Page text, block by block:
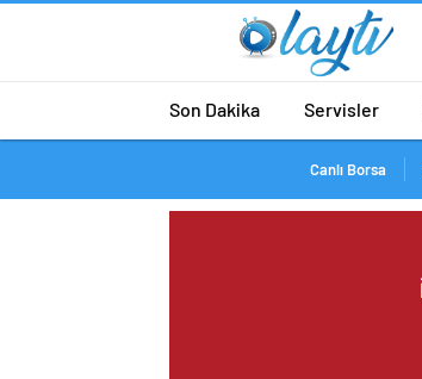
Son Dakika Servisler
Canlı Borsa